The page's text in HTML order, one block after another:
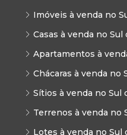
Imóveis à venda no
Casas à venda no Sul
Apartamentos à
Chácaras à venda no
Sítios à venda no Sul
Terrenos à venda no
Lotes à venda no Sul